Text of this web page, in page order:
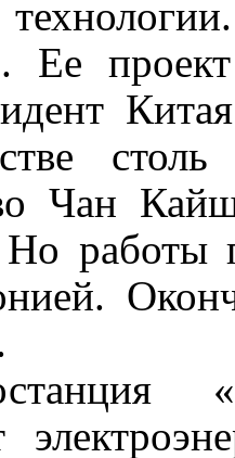
проект
Чан
работы